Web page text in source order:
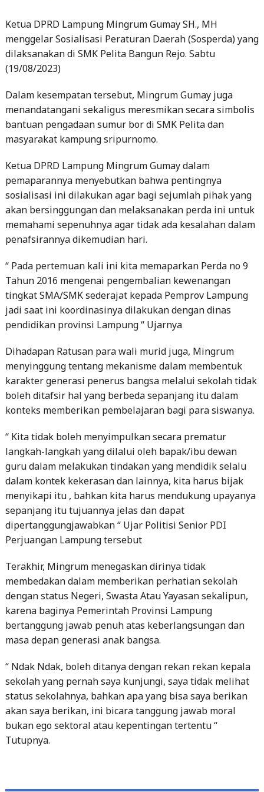
dilaksanakan di SMK Pelita Bangun Rejo. Sabtu
(19/08/2023)
Dalam kesempatan tersebut, Mingrum Gumay juga
bantuan pengadaan sumur bor di SMK Pelita dan
masyarakat kampung sripurnomo.
Ketua DPRD Lampung Mingrum Gumay dalam
sosialisasi ini dilakukan agar bagi sejumlah pihak yang
akan bersinggungan dan melaksanakan perda ini untuk
memahami sepenuhnya agar tidak ada kesalahan dalam
penafsirannya dikemudian hari.
“ Pada pertemuan kali ini kita memaparkan Perda no 9
tingkat SMA/SMK sederajat kepada Pemprov Lampung
jadi saat ini koordinasinya dilakukan dengan dinas
pendidikan provinsi Lampung “ Ujarnya
Dihadapan Ratusan para wali murid juga, Mingrum
karakter generasi penerus bangsa melalui sekolah tidak
boleh ditafsir hal yang berbeda sepanjang itu dalam
konteks memberikan pembelajaran bagi para siswanya.
“ Kita tidak boleh menyimpulkan secara prematur
guru dalam melakukan tindakan yang mendidik selalu
dalam kontek kekerasan dan lainnya, kita harus bijak
menyikapi itu , bahkan kita harus mendukung upayanya
sepanjang itu tujuannya jelas dan dapat
dipertanggungjawabkan “ Ujar Politisi Senior PDI
Perjuangan Lampung tersebut
Terakhir, Mingrum menegaskan dirinya tidak
dengan status Negeri, Swasta Atau Yayasan sekalipun,
karena baginya Pemerintah Provinsi Lampung
bertanggung jawab penuh atas keberlangsungan dan
masa depan generasi anak bangsa.
“ Ndak Ndak, boleh ditanya dengan rekan rekan kepala
status sekolahnya, bahkan apa yang bisa saya berikan
akan saya berikan, ini bicara tanggung jawab moral
bukan ego sektoral atau kepentingan tertentu “
Tutupnya.
Previous PostPrevious